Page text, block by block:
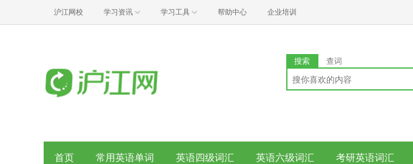
沪江网校 学习资讯 学习工具 帮助中心 企业培训
搜索 查词
首页 常用英语单词 英语四级词汇 英语六级词汇 考研英语词汇